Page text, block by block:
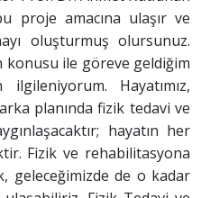
proje amacına ulaşır ve
oluşturmuş olursunuz.
konusu ile göreve geldiğim
Hayatımız,
planında fizik tedavi ve
hayatın her
Fizik ve rehabilitasyona
geleceğimizde de o kadar